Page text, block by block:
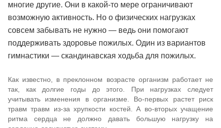
многие другие. Они в какой-то мере ограничивают
возможную активность. Но о физических нагрузках
совсем забывать не нужно — ведь они помогают
поддерживать здоровье пожилых. Один из вариантов
гимнастики — скандинавская ходьба для пожилых.
Как известно, в преклонном возрасте организм работает не
так, как долгие годы до этого. При нагрузках следует
учитывать изменения в организме. Во-первых растет риск
травм травм из-за хрупкости костей. А во-вторых учащение
ритма сердца не должно давать большую нагрузку на